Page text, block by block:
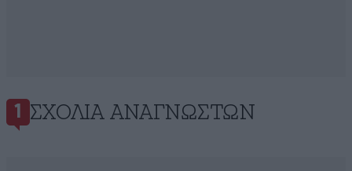
1 ΣΧΌΛΙΑ ΑΝΑΓΝΩΣΤΏΝ